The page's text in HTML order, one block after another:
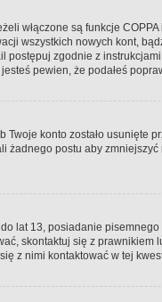
włączone są funkcje COPPA
wszystkich nowych kont,
zgodnie z
pewien, że podałeś
konto zostało usunięte
postu aby
lat 13, posiadanie
skontaktuj się z
z nimi kontaktować w tej